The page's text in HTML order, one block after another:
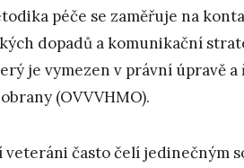
péče se zaměřuje na
dopadů a komunikační
je vymezen v právní úpravě
(OVVVHMO).
veteráni často čelí jedinečným